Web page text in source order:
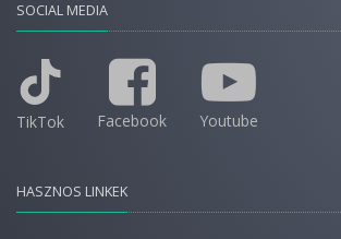
SOCIAL MEDIA
TikTok Facebook Youtube
HASZNOS LINKEK